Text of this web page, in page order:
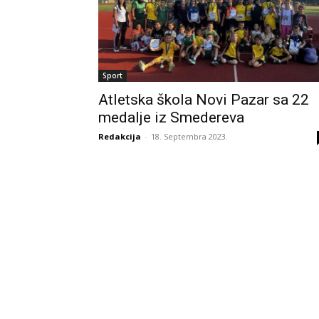
Sport
Atletska škola Novi Pazar sa 22
medalje iz Smedereva
Redakcija - 18. Septembra 2023.